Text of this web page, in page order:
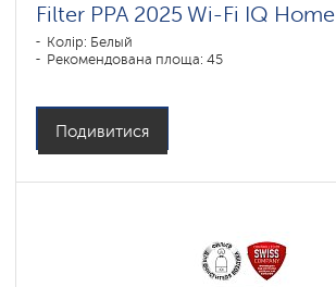
Filter PPA 2025 Wi-Fi IQ Home
Колір: Белый
Рекомендована площа: 45
Подивитися